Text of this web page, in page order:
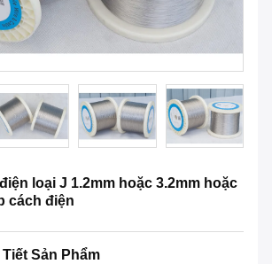
loại J 1.2mm hoặc 3.2mm hoặc
cách điện
Sản Phẩm